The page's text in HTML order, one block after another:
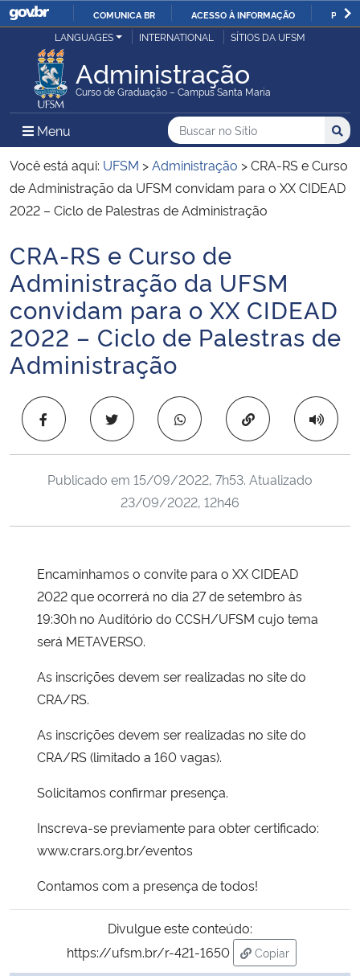
IR
O
COMUNICA BR ACESSO À INFORMAÇÃO
Ministério da Justiça e Segurança Pública
Ministério da Defesa
Ministério das Relações Exteriores
Ministério da Economia
Ministério da Infraestrutura
Ministério da Agricultura, Pecuária e Abastecimento
Ministério da Educação
Ministério da Cidadania
Ministério da Saúde
Ministério de Minas e Energia
Ministério da Ciência, Tecnologia, Inovações e Comunicações
Controladoria-Geral da União
Secretaria-Geral
Secretaria de Governo
Advocacia-Geral da União
Banco Central do Brasil
Planalto
LANGUAGES INTERNATIONAL SÍTIOS DA UFSM
Administração
Curso de Graduação – Campus Santa Maria
Menu Menu Principal do Sítio
Busca
Buscar no no Sítio
Busca:
Você está aqui: UFSM >Administração >CRA-RS e Curso
de Administração da UFSM convidam para o XX CIDEAD
2022 – Ciclo de Palestras de Administração
Início do conteúdo
CRA-RS e Curso de
Administração da UFSM
convidam para o XX CIDEAD
2022 – Ciclo de Palestras de
Administração
Copiar para área
Publicado em 15/09/2022, 7h53. Atualizado
23/09/2022, 12h46
Encaminhamos o convite para o XX CIDEAD
2022 que ocorrerá no dia 27 de setembro às
19:30h no Auditório do CCSH/UFSM cujo tema
será METAVERSO.
As inscrições devem ser realizadas no site do
CRA/RS.
As inscrições devem ser realizadas no site do
CRA/RS (limitado a 160 vagas).
Solicitamos confirmar presença.
Inscreva-se previamente para obter certificado:
www.crars.org.br/eventos
Contamos com a presença de todos!
Divulgue este conteúdo:
https://ufsm.br/r-421-1650
Copiar
para área de